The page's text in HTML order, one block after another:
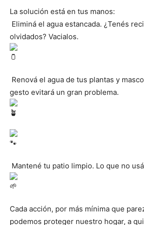
La solución está en tus manos:
Eliminá el agua estancada. ¿Tenés
olvidados? Vacialos.
Renová el agua de tus plantas y
gesto evitará un gran problema.
Mantené tu patio limpio. Lo que no
Cada acción, por más mínima que
podemos proteger nuestro hogar, a